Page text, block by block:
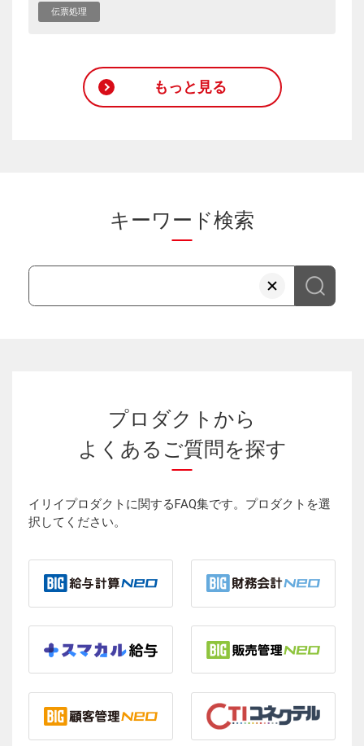
伝票処理
もっと見る
キーワード検索
プロダクトから
よくあるご質問を探す
イリイプロダクトに関するFAQ集です。プロダクトを選
択してください。